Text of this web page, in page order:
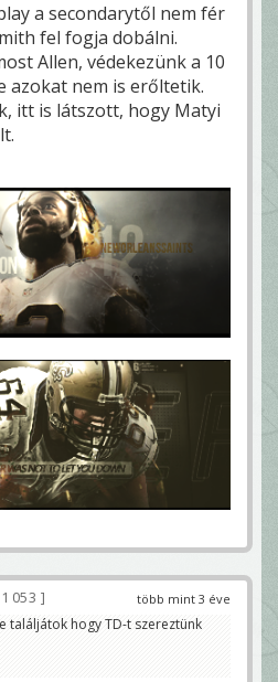
a secondarytől nem fér
fel fogja dobálni.
Allen, védekezünk a 10
azokat nem is erőltetik.
itt is látszott, hogy Matyi
több mint 3 éve
1 053
találjátok hogy TD-t szereztünk